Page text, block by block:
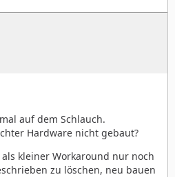
auf dem Schlauch.
Hardware nicht gebaut?
kleiner Workaround nur noch
zu löschen, neu bauen